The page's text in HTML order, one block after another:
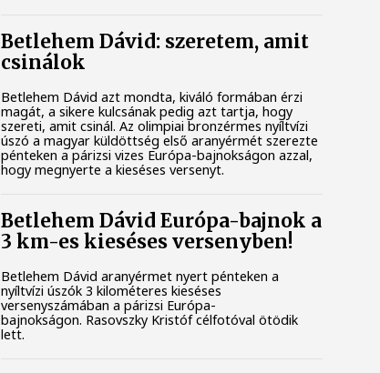
Betlehem Dávid: szeretem, amit
csinálok
Betlehem Dávid azt mondta, kiváló formában érzi
magát, a sikere kulcsának pedig azt tartja, hogy
szereti, amit csinál. Az olimpiai bronzérmes nyíltvízi
úszó a magyar küldöttség első aranyérmét szerezte
pénteken a párizsi vizes Európa-bajnokságon azzal,
hogy megnyerte a kieséses versenyt.
Betlehem Dávid Európa-bajnok a
3 km-es kieséses versenyben!
Betlehem Dávid aranyérmet nyert pénteken a
nyíltvízi úszók 3 kilométeres kieséses
versenyszámában a párizsi Európa-
bajnokságon. Rasovszky Kristóf célfotóval ötödik
lett.